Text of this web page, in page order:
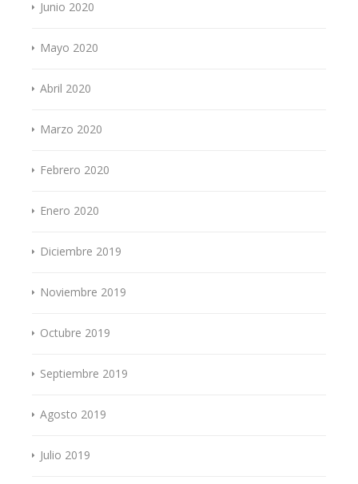
Junio 2020
Mayo 2020
Abril 2020
Marzo 2020
Febrero 2020
Enero 2020
Diciembre 2019
Noviembre 2019
Octubre 2019
Septiembre 2019
Agosto 2019
Julio 2019